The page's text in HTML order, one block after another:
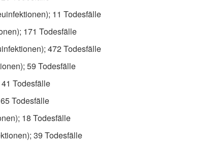
11 Todesfälle
171 Todesfälle
472 Todesfälle
59 Todesfälle
Todesfälle
Todesfälle
18 Todesfälle
39 Todesfälle